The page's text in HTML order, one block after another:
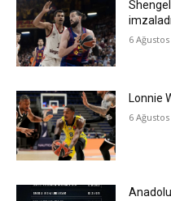
imzaladı
6
Lonnie
6